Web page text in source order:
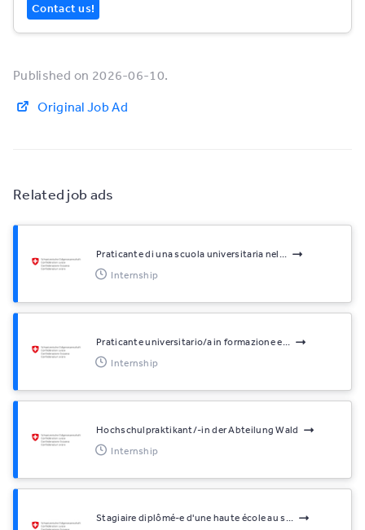
Related job ads
Praticante di una scuola universitaria nel...
Internship
Praticante universitario/a in formazione e...
Internship
Hochschulpraktikant/-in der Abteilung Wald
Internship
Stagiaire diplômé-e d'une haute école au s...
Contact us!
Published on 2026-06-10.
Original Job Ad